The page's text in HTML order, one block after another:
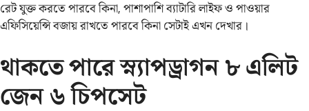
রেট যুক্ত করতে পারবে কিনা, পাশাপাশি ব্যাটারি লাইফ ও পাওয়ার
এফিসিয়েন্সি বজায় রাখতে পারবে কিনা সেটাই এখন দেখার।
থাকতে পারে স্ন্যাপড্রাগন ৮ এলিট
জেন ৬ চিপসেট